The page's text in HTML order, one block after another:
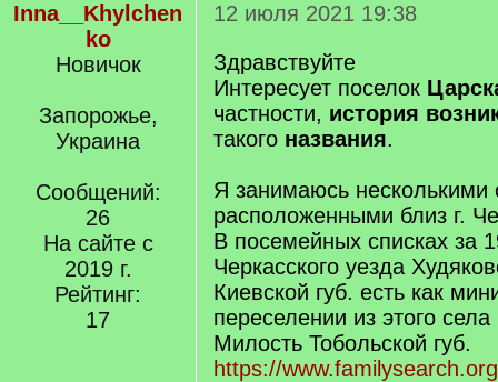
Inna__Khylchen
ko
Новичок
Запорожье,
Украина
Сообщений:
26
На сайте с
2019 г.
Рейтинг:
17
12 июля 2021 19:38
Здравствуйте
Интересует поселок
частности, история
такого названия.
Я занимаюсь несколькими
расположенными близ г.
В посемейных списках за
Черкасского уезда
Киевской губ. есть как
переселении из этого
Милость Тобольской губ.
https://